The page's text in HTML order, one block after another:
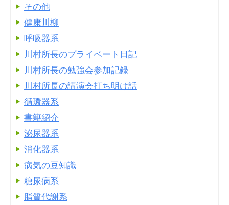
その他
健康川柳
呼吸器系
川村所長のプライベート日記
川村所長の勉強会参加記録
川村所長の講演会打ち明け話
循環器系
書籍紹介
泌尿器系
消化器系
病気の豆知識
糖尿病系
脂質代謝系